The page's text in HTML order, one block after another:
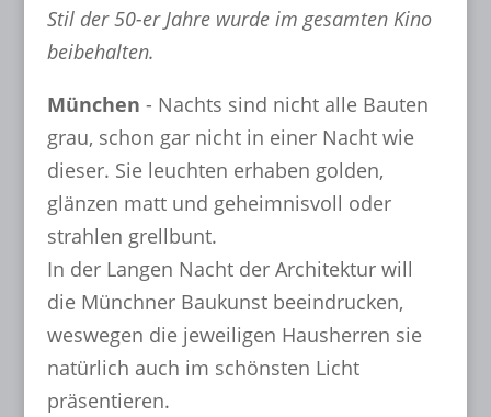
Stil der 50-er Jahre wurde im gesamten Kino
beibehalten.
München - Nachts sind nicht alle Bauten
grau, schon gar nicht in einer Nacht wie
dieser. Sie leuchten erhaben golden,
glänzen matt und geheimnisvoll oder
strahlen grellbunt.
In der Langen Nacht der Architektur will
die Münchner Baukunst beeindrucken,
weswegen die jeweiligen Hausherren sie
natürlich auch im schönsten Licht
präsentieren.